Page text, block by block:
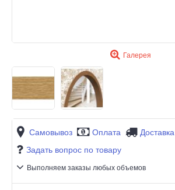
Галерея
Самовывоз Оплата Доставка
Задать вопрос по товару
Выполняем заказы любых объемов